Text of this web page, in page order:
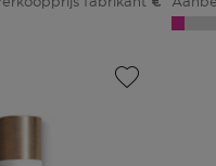
€ 41,00